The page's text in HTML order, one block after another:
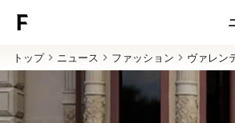
トップ ニュース ファッション ヴァレン